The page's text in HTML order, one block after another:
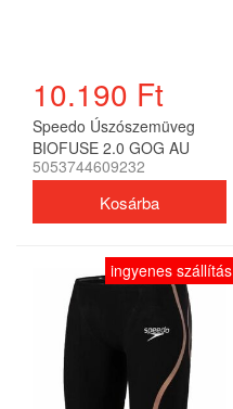
10.190 Ft
Speedo Úszószemüveg
BIOFUSE 2.0 GOG AU
BLACK/SMOKE (UK) unisex
5053744609232
ingyenes szállítás